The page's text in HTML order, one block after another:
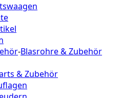
-Blasrohre & Zubehör
& Zubehör